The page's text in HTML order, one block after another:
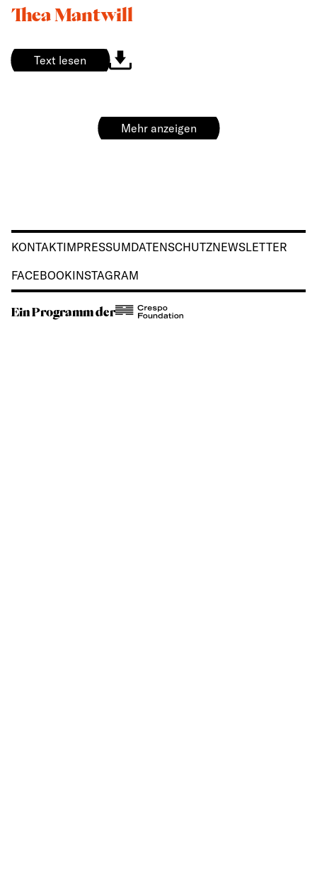
Thea Mantwill
Text lesen
Mehr anzeigen
KONTAKTIMPRESSUMDATENSCHUTZNEWSLETTER
FACEBOOKINSTAGRAM
Ein Programm der